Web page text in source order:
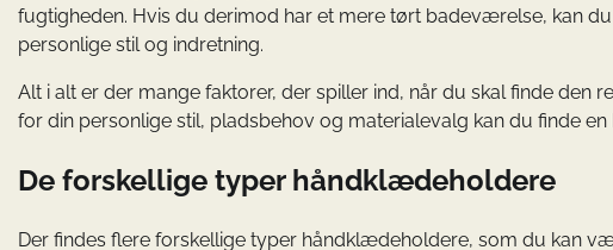
fugtigheden. Hvis du derimod har et mere tørt badeværelse, kan
personlige stil og indretning.
Alt i alt er der mange faktorer, der spiller ind, når du skal finde
for din personlige stil, pladsbehov og materialevalg kan du finde
De forskellige typer håndklædeholdere
Der findes flere forskellige typer håndklædeholdere, som du kan